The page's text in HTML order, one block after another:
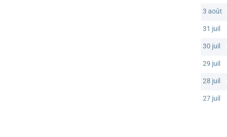
3 août
31 juil
30 juil
29 juil
28 juil
27 juil